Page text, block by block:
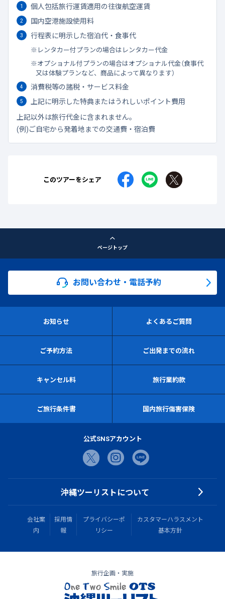
個人包括旅行運賃適用の往復航空運賃
国内空港施設使用料
行程表に明示した宿泊代・食事代
レンタカー付プランの場合はレンタカー代金
オプショナル付プランの場合はオプショナル代金（食事代
又は体験プランなど、商品によって異なります）
消費税等の諸税・サービス料金
上記に明示した特典またはうれしいポイント費用
上記以外は旅行代金に含まれません。
(例)ご自宅から発着地までの交通費・宿泊費
このツアーをシェア
ページトップ
お問い合わせ・電話予約
お知らせ よくあるご質問
ご予約方法 ご出発までの流れ
キャンセル料 旅行業約款
ご旅行条件書 国内旅行傷害保険
公式SNSアカウント
沖縄ツーリストについて
会社案
内
採用情
報
プライバシーポ
リシー
カスタマーハラスメント
基本方針
旅行企画・実施